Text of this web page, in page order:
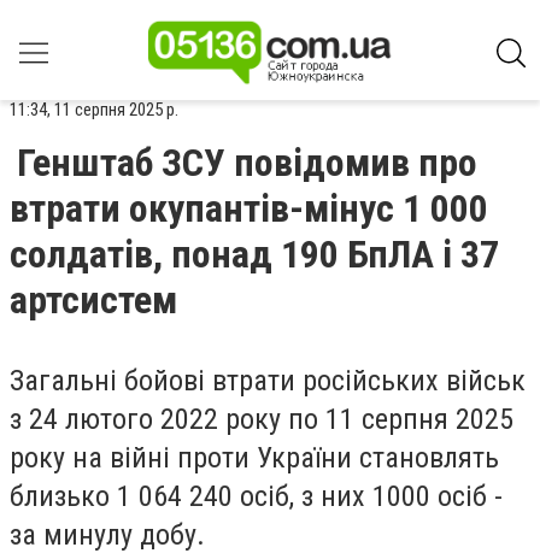
11:34, 11 серпня 2025 р.
Генштаб ЗСУ повідомив про
втрати окупантів-мінус 1 000
солдатів, понад 190 БпЛА і 37
артсистем
Загальні бойові втрати російських військ
з 24 лютого 2022 року по 11 серпня 2025
року на війні проти України становлять
близько 1 064 240 осіб, з них 1000 осіб -
за минулу добу.